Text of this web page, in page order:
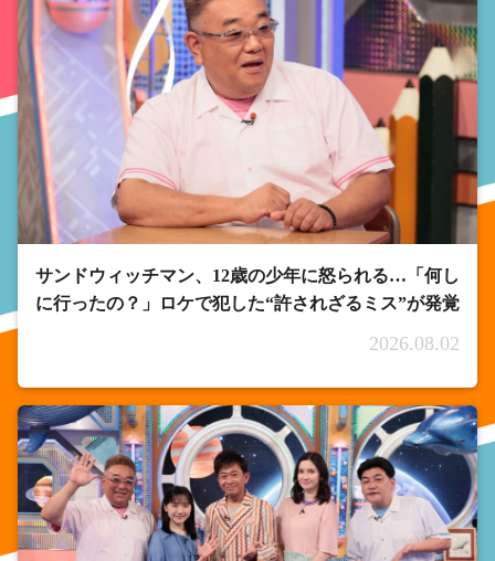
サンドウィッチマン、12歳の少年に怒られる…「何し
に行ったの？」ロケで犯した“許されざるミス”が発覚
2026.08.02